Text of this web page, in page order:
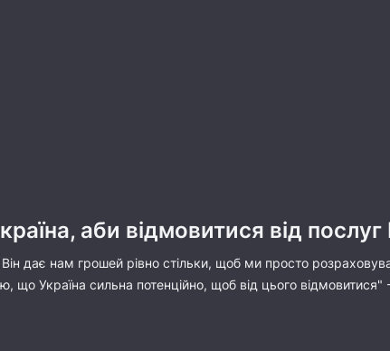
аби відмовитися від
дає нам грошей рівно стільки, щоб ми просто
що Україна сильна потенційно, щоб від цього